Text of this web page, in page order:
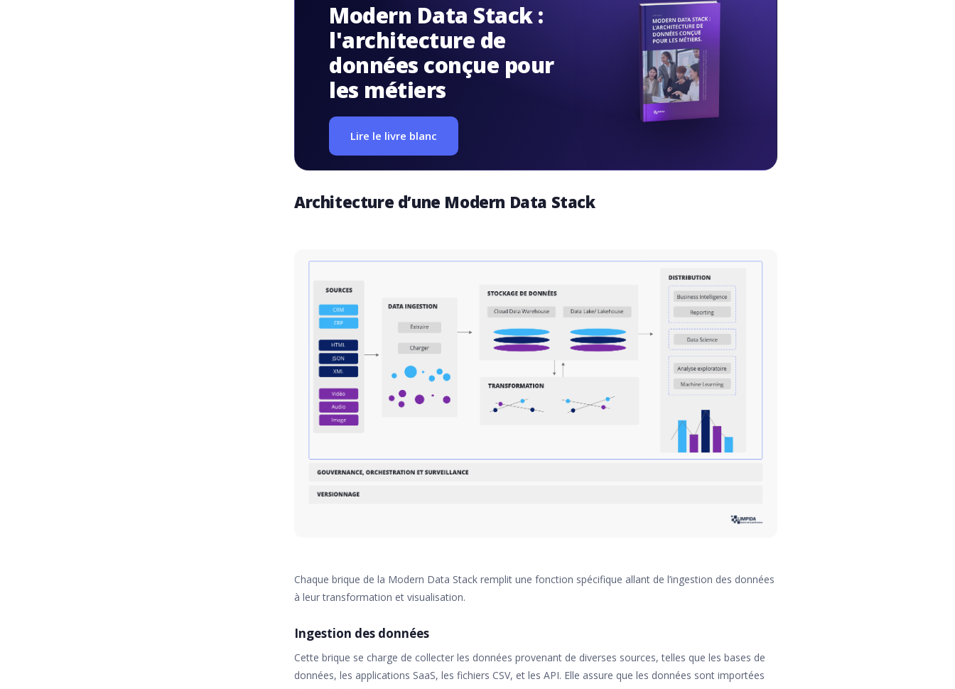
Modern Data Stack :
l'architecture de
données conçue pour
les métiers
Lire le livre blanc
Architecture d’une Modern Data Stack
Chaque brique de la Modern Data Stack remplit une fonction spécifique allant de l’ingestion des données
à leur transformation et visualisation.
Ingestion des données
Cette brique se charge de collecter les données provenant de diverses sources, telles que les bases de
données, les applications SaaS, les fichiers CSV, et les API. Elle assure que les données sont importées